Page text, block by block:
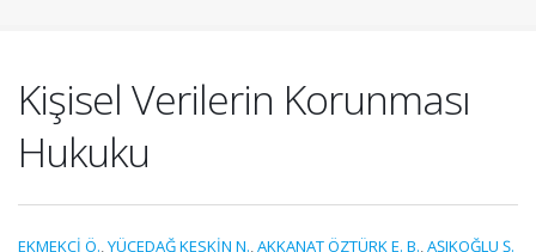
Kişisel Verilerin Korunması
Hukuku
EKMEKCİ Ö.,YÜCEDAĞ KESKİN N.,AKKANAT ÖZTÜRK E. B.,AŞIKOĞLU Ş.